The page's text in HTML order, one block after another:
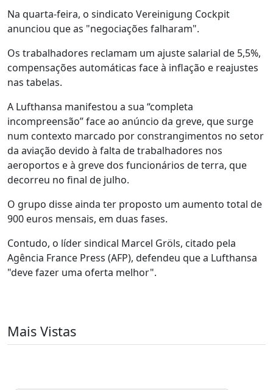
Na quarta-feira, o sindicato Vereinigung Cockpit
anunciou que as "negociações falharam".
Os trabalhadores reclamam um ajuste salarial de 5,5%,
compensações automáticas face à inflação e reajustes
nas tabelas.
A Lufthansa manifestou a sua “completa
incompreensão” face ao anúncio da greve, que surge
num contexto marcado por constrangimentos no setor
da aviação devido à falta de trabalhadores nos
aeroportos e à greve dos funcionários de terra, que
decorreu no final de julho.
O grupo disse ainda ter proposto um aumento total de
900 euros mensais, em duas fases.
Contudo, o líder sindical Marcel Gröls, citado pela
Agência France Press (AFP), defendeu que a Lufthansa
"deve fazer uma oferta melhor".
Mais Vistas